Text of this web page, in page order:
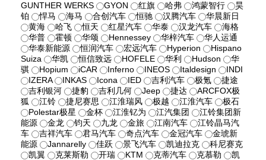
GUNTHER WERKS
GYON 红旗 哈弗 鸿蒙智行
昊
铂
悍马 海马 合创汽车 恒驰 汉腾汽车
华晨新日
黄海
哈飞 恒天 红星汽车 华泰 汉龙汽车
海格
华普
霍顿 华颂 Hennessey 华梓汽车
华人运通
华泰新能源
恒润汽车 宏远汽车 Hyperion
Hispano
Suiza
华凯 恒信致远 HOFELE 华利 Hudson
华
骐
Hopium iCAR Inferno INEOS Italdesign
INDI
IZERA
INKAS Icona IED 吉利汽车 极氪
捷途
吉利银河
捷豹 吉利几何 Jeep 捷达
ARCFOX极
狐
江铃 捷尼赛思 江淮瑞风 极越 江淮汽车
极石
Polestar极星
金杯 江淮钇为 江汽集团
江铃集团新
能源
金龙 钧天 九龙 金旅 江南汽车
江铃晶马汽
车
吉祥汽车 君马汽车 奇点汽车 金冠汽车
金琥新
能源
Jannarelly 佳跃 景飞汽车 凯迪拉克
科尼赛克
凯翼
克莱斯勒 开瑞 KTM 克蒂汽车 克慕勒
凯